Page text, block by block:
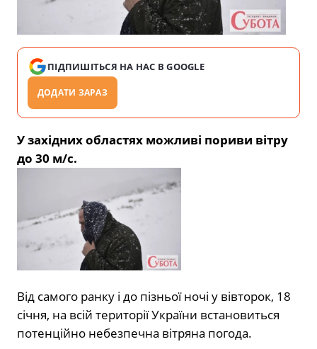
ПІДПИШІТЬСЯ НА НАС В GOOGLE
ДОДАТИ ЗАРАЗ
У західних областях можливі пориви вітру
до 30 м/с.
Від самого ранку і до пізньої ночі у вівторок, 18
січня, на всій території України встановиться
потенційно небезпечна вітряна погода.